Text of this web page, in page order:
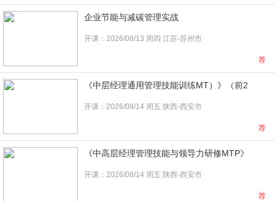
企业节能与减碳管理实战
开课：2026/08/13 周四 江苏-苏州市
荐
《中层经理通用管理技能训练MT）》（前2
开课：2026/08/14 周五 陕西-西安市
荐
《中高层经理管理技能与领导力研修MTP》
开课：2026/08/14 周五 陕西-西安市
荐